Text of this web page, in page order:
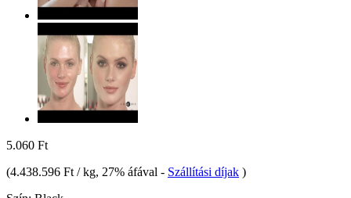
5.060 Ft
(4.438.596 Ft / kg, 27% áfával - Szállítási díjak )